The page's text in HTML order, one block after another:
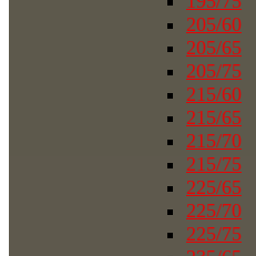
205/60
205/65
205/75
215/60
215/65
215/70
215/75
225/65
225/70
225/75